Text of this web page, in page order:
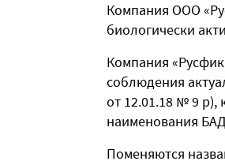
Компания ООО
биологически
Компания
соблюдения
от 12.01.18 № 9 р),
наименования
Поменяются